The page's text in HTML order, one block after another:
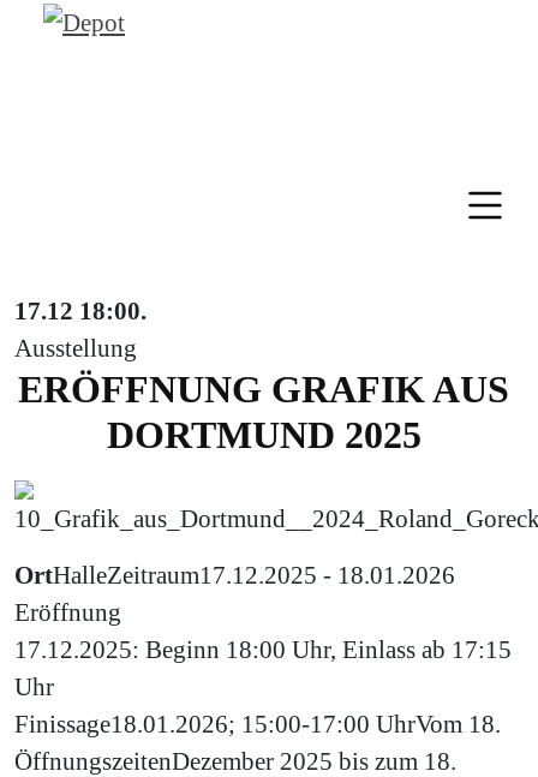
17.12 18:00.
Ausstellung
ERÖFFNUNG GRAFIK AUS
DORTMUND 2025
OrtHalleZeitraum17.12.2025 - 18.01.2026
Eröffnung
17.12.2025: Beginn 18:00 Uhr, Einlass ab 17:15
Uhr
Finissage18.01.2026; 15:00-17:00 Uhr
Öffnungszeiten
Vom 18.
Dezember 2025 bis zum 18.